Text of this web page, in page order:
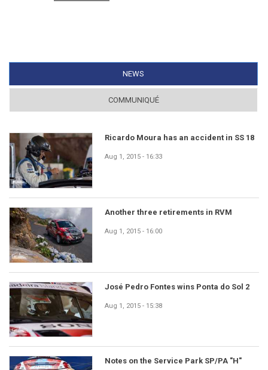
NEWS
COMMUNIQUÉ
Ricardo Moura has an accident in SS 18
Aug 1, 2015 - 16:33
Another three retirements in RVM
Aug 1, 2015 - 16:00
José Pedro Fontes wins Ponta do Sol 2
Aug 1, 2015 - 15:38
Notes on the Service Park SP/PA "H"